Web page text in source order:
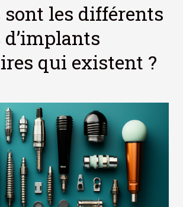
sont les différents
qui existent ?